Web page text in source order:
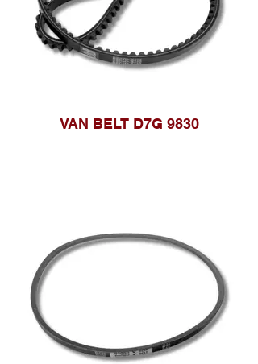
VAN BELT D7G 9830